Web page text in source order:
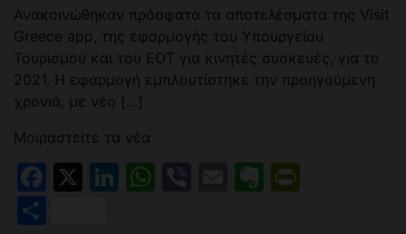
Ανακοινώθηκαν πρόσφατα τα αποτελέσματα της Visit
Greece app, της εφαρμογής του Υπουργείου
Τουρισμού και του ΕΟΤ για κινητές συσκευές, για το
2021. Η εφαρμογή εμπλουτίστηκε την προηγούμενη
χρονιά, με νέο […]
Μοιραστείτε τα νέα
Facebook
X LinkedIn
WhatsApp
ViberEmailEvernote